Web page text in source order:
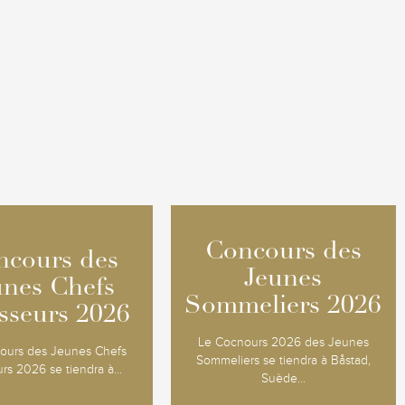
des
Chefs
2026
des Jeunes Chefs
2026 se tiendra à...
des
Chefs
2026
Concours des
Jeunes
Sommeliers 2026
Le Cocnours 2026 des Jeunes
Sommeliers se tiendra à Båstad,
Suède...
Concours des
Jeunes
Sommeliers 2026